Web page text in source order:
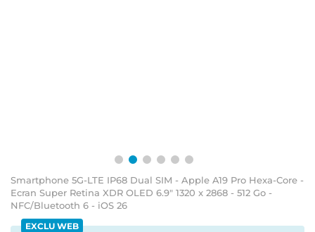
Smartphone 5G-LTE IP68 Dual SIM - Apple A19 Pro Hexa-Core -
Ecran Super Retina XDR OLED 6.9" 1320 x 2868 - 512 Go -
NFC/Bluetooth 6 - iOS 26
EXCLU WEB